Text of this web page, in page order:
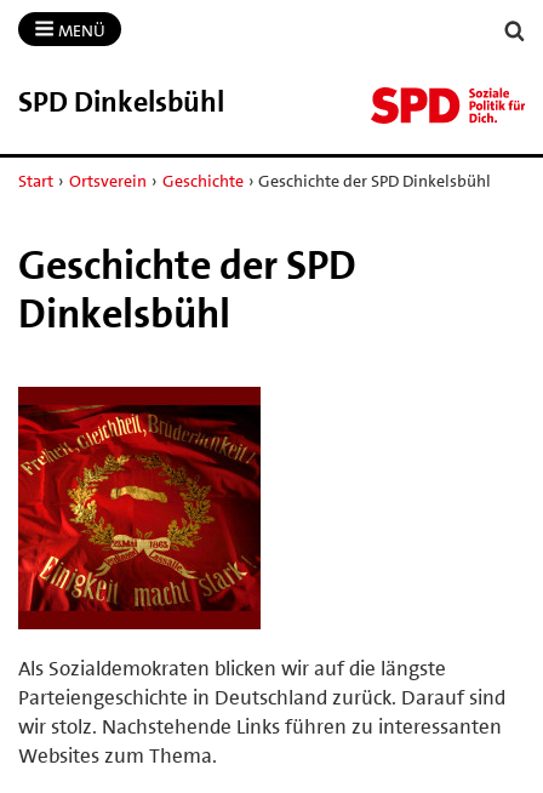
MENÜ
SPD Dinkelsbühl
Start › Ortsverein › Geschichte › Geschichte der SPD Dinkelsbühl
Geschichte der SPD
Dinkelsbühl
Als Sozialdemokraten blicken wir auf die längste
Parteiengeschichte in Deutschland zurück. Darauf sind
wir stolz. Nachstehende Links führen zu interessanten
Websites zum Thema.